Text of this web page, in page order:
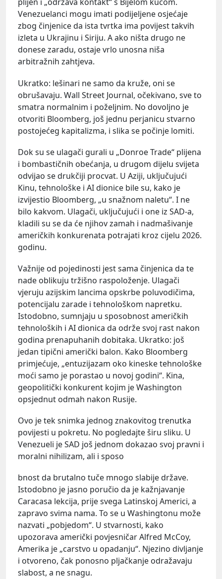
Venezuelanci mogu imati podijeljene osjećaje
zbog činjenice da ista tvrtka ima povijest takvih
izleta u Ukrajinu i Siriju. A ako ništa drugo ne
donese zaradu, ostaje vrlo unosna niša
arbitražnih zahtjeva.
Ukratko: lešinari ne samo da kruže, oni se
obrušavaju. Wall Street Journal, očekivano, sve to
smatra normalnim i poželjnim. No dovoljno je
otvoriti Bloomberg, još jednu perjanicu stvarno
postojećeg kapitalizma, i slika se počinje lomiti.
Dok su se ulagači gurali u „Donroe Trade“ plijena
i bombastičnih obećanja, u drugom dijelu svijeta
odvijao se drukčiji procvat. U Aziji, uključujući
Kinu, tehnološke i AI dionice bile su, kako je
izvijestio Bloomberg, „u snažnom naletu“. I ne
bilo kakvom. Ulagači, uključujući i one iz SAD-a,
kladili su se da će njihov zamah i nadmašivanje
američkih konkurenata potrajati kroz cijelu 2026.
godinu.
Važnije od pojedinosti jest sama činjenica da te
nade oblikuju tržišno raspoloženje. Ulagači
vjeruju azijskim lancima opskrbe poluvodičima,
potencijalu zarade i tehnološkom napretku.
Istodobno, sumnjaju u sposobnost američkih
tehnoloških i AI dionica da održe svoj rast nakon
godina prenapuhanih dobitaka. Ukratko: još
jedan tipični američki balon. Kako Bloomberg
primjećuje, „entuzijazam oko kineske tehnološke
moći samo je porastao u novoj godini“. Kina,
geopolitički konkurent kojim je Washington
opsjednut odmah nakon Rusije.
Ovo je tek snimka jednog znakovitog trenutka
povijesti u pokretu. No pogledajte širu sliku. U
Venezueli je SAD još jednom dokazao svoj pravni i
moralni nihilizam, ali i sposo
bnost da brutalno tuče mnogo slabije države.
Istodobno je jasno poručio da je kažnjavanje
Caracasa lekcija, prije svega Latinskoj Americi, a
zapravo svima nama. To se u Washingtonu može
nazvati „pobjedom“. U stvarnosti, kako
upozorava američki povjesničar Alfred McCoy,
Amerika je „carstvo u opadanju“. Njezino divljanje
i otvoreno, čak ponosno pljačkanje odražavaju
slabost, a ne snagu.